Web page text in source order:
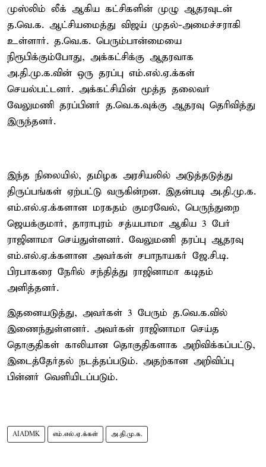
முஸ்லிம் லீக் ஆகிய கட்சிகளின் முழு ஆதரவுடன்
த.வெ.க. ஆட்சியமைத்து விஜய் முதல்-அமைச்சராகி
உள்ளார். த.வெ.க. பெரும்பான்மையை
நிரூபிக்கும்போது, அக்கட்சிக்கு ஆதரவாக
அ.தி.மு.க.வின் ஒரு தரப்பு எம்.எல்.ஏ.க்கள்
செயல்பட்டனர். அக்கட்சியின் மூத்த தலைவர்
வேலுமணி தரப்பினர் த.வெ.க.வுக்கு ஆதரவு தெரிவித்து
இருந்தனர்.
இந்த நிலையில், தமிழக அரசியலில் அடுத்தடுத்து
திருப்பங்கள் ஏற்பட்டு வருகின்றன. இதன்படி அ.தி.மு.க.
எம்.எல்.ஏ.க்களான மரகதம் குமரவேல், பெருந்துறை
ஜெயக்குமார், தாராபுரம் சத்யபாமா ஆகிய 3 பேர்
ராஜினாமா செய்துள்ளனர். வேலுமணி தரப்பு ஆதரவு
எம்.எல்.ஏ.க்களான அவர்கள் சபாநாயகர் ஜே.சி.டி.
பிரபாகரை நேரில் சந்தித்து ராஜினாமா கடிதம்
அளித்தனர்.
இதனையடுத்து, அவர்கள் 3 பேரும் த.வெ.க.வில்
இணைந்துள்ளனர். அவர்கள் ராஜினாமா செய்த
தொகுதிகள் காலியான தொகுதிகளாக அறிவிக்கப்பட்டு,
இடைத்தேர்தல் நடத்தப்படும். அதற்கான அறிவிப்பு
பின்னர் வெளியிடப்படும்.
AIADMK எம்.எல்.ஏ.க்கள் அ.தி.மு.க.